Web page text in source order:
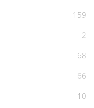
159
2
68
66
10